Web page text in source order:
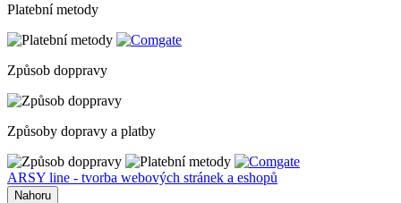
Platební metody
Způsob doppravy
Způsoby dopravy a platby
ARSY line - tvorba webových stránek a eshopů
Nahoru